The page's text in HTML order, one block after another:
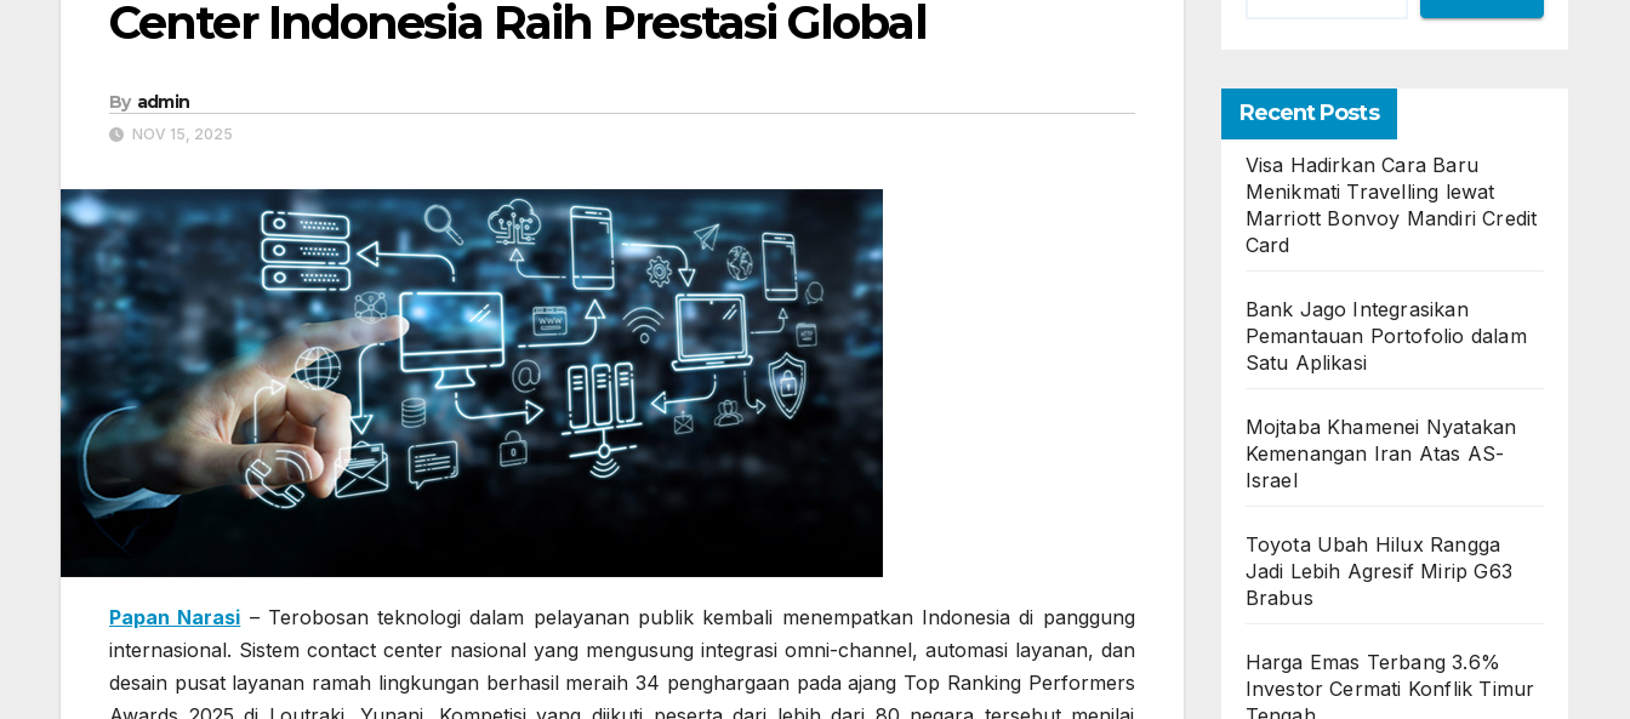
Center Indonesia Raih Prestasi Global
By admin
NOV 15, 2025
Papan Narasi – Terobosan teknologi dalam pelayanan publik kembali menempatkan Indonesia di panggung
internasional. Sistem contact center nasional yang mengusung integrasi omni-channel, automasi layanan, dan
desain pusat layanan ramah lingkungan berhasil meraih 34 penghargaan pada ajang Top Ranking Performers
Recent Posts
Visa Hadirkan Cara Baru
Menikmati Travelling lewat
Marriott Bonvoy Mandiri Credit
Card
Bank Jago Integrasikan
Pemantauan Portofolio dalam
Satu Aplikasi
Mojtaba Khamenei Nyatakan
Kemenangan Iran Atas AS-
Israel
Toyota Ubah Hilux Rangga
Jadi Lebih Agresif Mirip G63
Brabus
Harga Emas Terbang 3.6%
Investor Cermati Konflik Timur